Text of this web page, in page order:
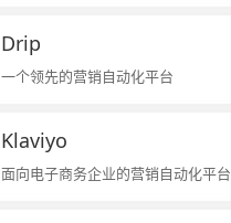
Drip
一个领先的营销自动化平台
Klaviyo
面向电子商务企业的营销自动化平台